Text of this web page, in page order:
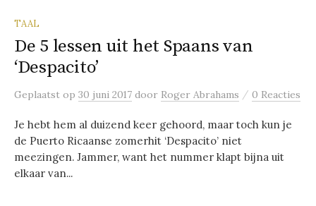
TAAL
De 5 lessen uit het Spaans van
‘Despacito’
Geplaatst op 30 juni 2017 door Roger Abrahams / 0 Reacties
Je hebt hem al duizend keer gehoord, maar toch kun je
de Puerto Ricaanse zomerhit ‘Despacito’ niet
meezingen. Jammer, want het nummer klapt bijna uit
elkaar van...